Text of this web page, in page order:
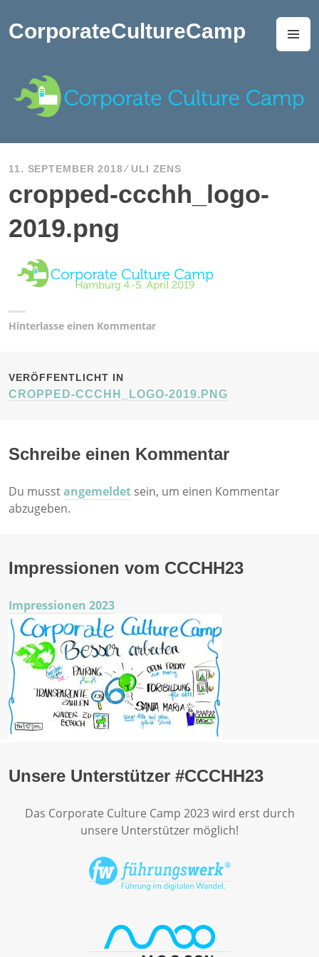
Inhalt
springen
CorporateCultureCamp
11. SEPTEMBER 2018 ULI ZENS
cropped-ccchh_logo-
2019.png
Hinterlasse einen Kommentar
BEITRAGSNAVIGATION
VERÖFFENTLICHT IN
CROPPED-CCCHH_LOGO-2019.PNG
Schreibe einen Kommentar
Du musstangemeldet sein, um einen Kommentar
abzugeben.
Impressionen vom CCCHH23
Impressionen 2023
Unsere Unterstützer #CCCHH23
Das Corporate Culture Camp 2023 wird erst durch
unsere Unterstützer möglich!